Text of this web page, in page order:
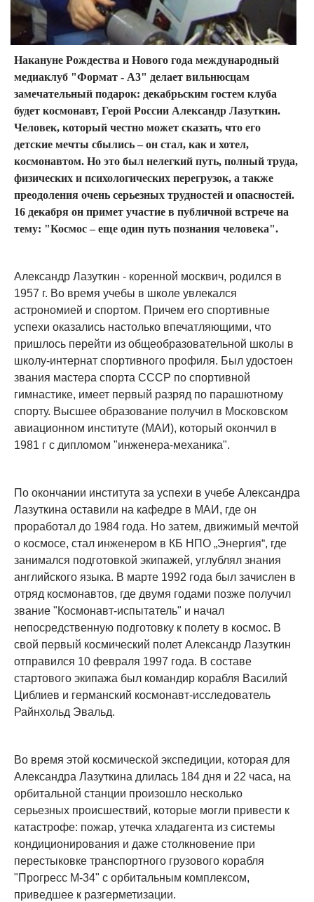
Накануне Рождества и Нового года международный
медиаклуб "Формат - А3" делает вильнюсцам
замечательный подарок: декабрьским гостем клуба
будет космонавт, Герой России Александр Лазуткин.
Человек, который честно может сказать, что его
детские мечты сбылись – он стал, как и хотел,
космонавтом. Но это был нелегкий путь, полный труда,
физических и психологических перегрузок, а также
преодоления очень серьезных трудностей и опасностей.
16 декабря он примет участие в публичной встрече на
тему: "Космос – еще один путь познания человека".
Александр Лазуткин - коренной москвич, родился в
1957 г. Во время учебы в школе увлекался
астрономией и спортом. Причем его спортивные
успехи оказались настолько впечатляющими, что
пришлось перейти из общеобразовательной школы в
школу-интернат спортивного профиля. Был удостоен
звания мастера спорта СССР по спортивной
гимнастике, имеет первый разряд по парашютному
спорту. Высшее образование получил в Московском
авиационном институте (МАИ), который окончил в
1981 г с дипломом "инженера-механика".
По окончании института за успехи в учебе Александра
Лазуткина оставили на кафедре в МАИ, где он
проработал до 1984 года. Но затем, движимый мечтой
о космосе, стал инженером в КБ НПО „Энергия“, где
занимался подготовкой экипажей, углублял знания
английского языка. В марте 1992 года был зачислен в
отряд космонавтов, где двумя годами позже получил
звание "Космонавт-испытатель" и начал
непосредственную подготовку к полету в космос. В
свой первый космический полет Александр Лазуткин
отправился 10 февраля 1997 года. В составе
стартового экипажа был командир корабля Василий
Циблиев и германский космонавт-исследователь
Райнхольд Эвальд.
Во время этой космической экспедиции, которая для
Александра Лазуткина длилась 184 дня и 22 часа, на
орбитальной станции произошло несколько
серьезных происшествий, которые могли привести к
катастрофе: пожар, утечка хладагента из системы
кондиционирования и даже столкновение при
перестыковке транспортного грузового корабля
"Прогресс М-34" с орбитальным комплексом,
приведшее к разгерметизации.